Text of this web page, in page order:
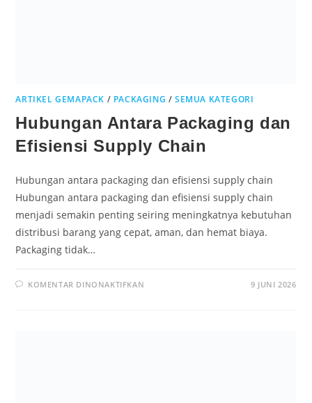
ARTIKEL GEMAPACK / PACKAGING /SEMUA KATEGORI
Hubungan Antara Packaging dan
Efisiensi Supply Chain
Hubungan antara packaging dan efisiensi supply chain
Hubungan antara packaging dan efisiensi supply chain
menjadi semakin penting seiring meningkatnya kebutuhan
distribusi barang yang cepat, aman, dan hemat biaya.
Packaging tidak…
KOMENTAR DINONAKTIFKAN 9 JUNI 2026